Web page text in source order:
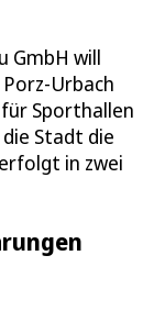
GmbH will
Urbach
für Sporthallen
Stadt die
in zwei